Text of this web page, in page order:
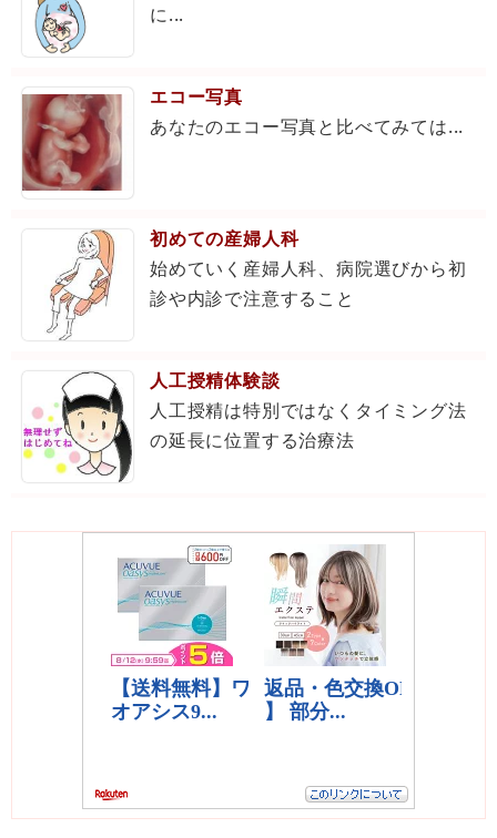
に...
エコー写真
あなたのエコー写真と比べてみては...
初めての産婦人科
始めていく産婦人科、病院選びから初
診や内診で注意すること
人工授精体験談
人工授精は特別ではなくタイミング法
の延長に位置する治療法